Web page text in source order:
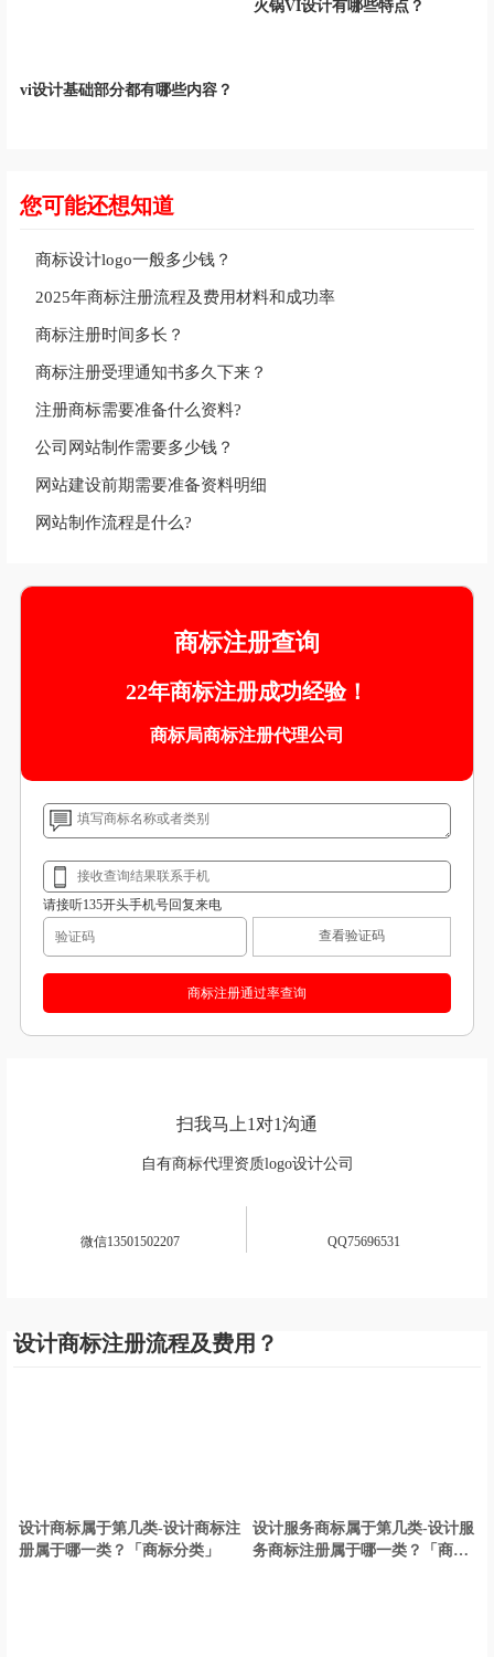
火锅VI设计有哪些特点？
vi设计基础部分都有哪些内容？
您可能还想知道
商标设计logo一般多少钱？
2025年商标注册流程及费用材料和成功率
商标注册时间多长？
商标注册受理通知书多久下来？
注册商标需要准备什么资料?
公司网站制作需要多少钱？
网站建设前期需要准备资料明细
网站制作流程是什么?
商标注册查询
22年商标注册成功经验！
商标局商标注册代理公司
请接听135开头手机号回复来电
查看验证码
扫我马上1对1沟通
自有商标代理资质logo设计公司
微信13501502207 QQ75696531
设计商标注册流程及费用？
设计商标属于第几类-设计商标注
册属于哪一类？「商标分类」
设计服务商标属于第几类-设计服
务商标注册属于哪一类？「商标